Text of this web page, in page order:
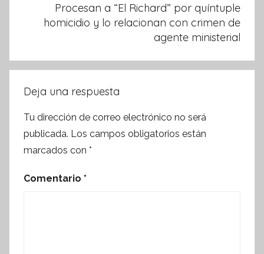
Procesan a “El Richard” por quíntuple
homicidio y lo relacionan con crimen de
agente ministerial
Deja una respuesta
Tu dirección de correo electrónico no será
publicada. Los campos obligatorios están
marcados con *
Comentario *